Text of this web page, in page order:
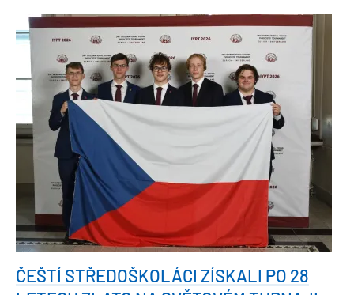
ČEŠTÍ STŘEDOŠKOLÁCI ZÍSKALI PO 28